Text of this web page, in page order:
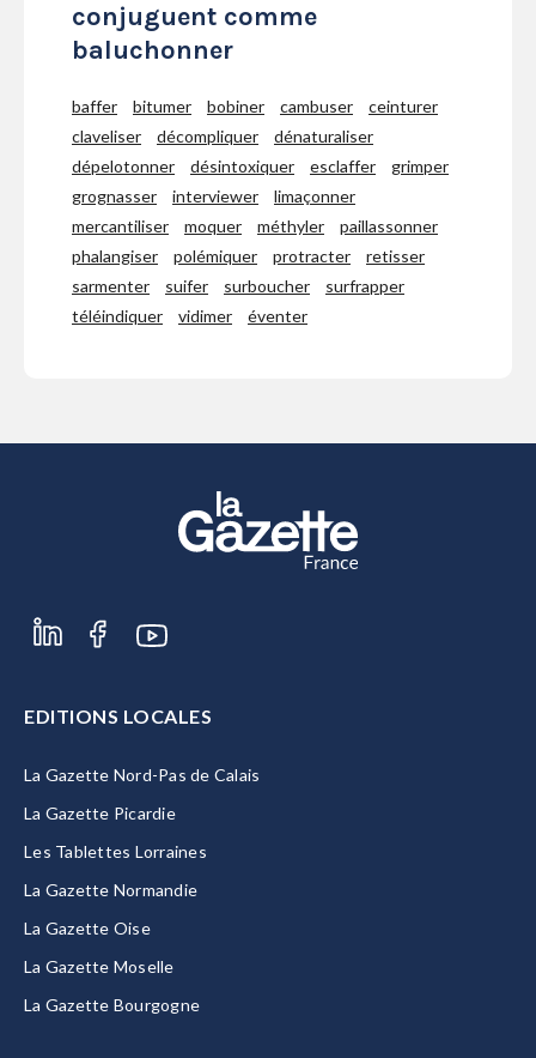
conjuguent comme
baluchonner
baffer bitumer bobiner cambuser
ceinturer
claveliser
décompliquer
dénaturaliser
dépelotonner
désintoxiquer esclaffer
grimper
grognasser
interviewer
limaçonner
mercantiliser
moquer méthyler
paillassonner
phalangiser
polémiquer protracter
retisser
sarmenter
suifer surboucher
surfrapper
téléindiquer
vidimer éventer
EDITIONS LOCALES
La Gazette Nord-Pas de Calais
La Gazette Picardie
Les Tablettes Lorraines
La Gazette Normandie
La Gazette Oise
La Gazette Moselle
La Gazette Bourgogne